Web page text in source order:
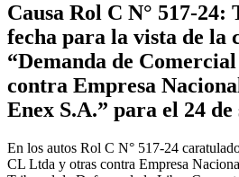
Causa Rol C N° 517-
fecha para la vista de la
“Demanda de
contra Empresa
Enex S.A.” para el 24
En los autos Rol C N° 517-24
CL Ltda y otras contra Empresa